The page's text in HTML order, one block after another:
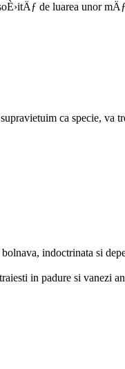
de luarea unor
ca specie, va
indoctrinata si
in padure si